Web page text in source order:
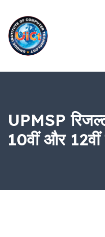
UPMSP
10वीं और 12वीं